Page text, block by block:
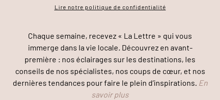
Lire notre politique de confidentialité
Chaque semaine, recevez « La Lettre » qui vous
immerge dans la vie locale. Découvrez en avant-
première : nos éclairages sur les destinations, les
conseils de nos spécialistes, nos coups de cœur, et nos
dernières tendances pour faire le plein d’inspirations. En
savoir plus